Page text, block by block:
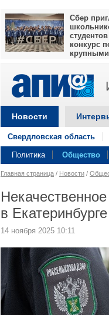
Сбер
конкурс
крупными
Новости
Свердловская область
Политика Общество
Главная страница / Новости /
в Екатеринбурге
14 ноября 2025 10:11